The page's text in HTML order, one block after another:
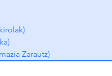
Zarautz)